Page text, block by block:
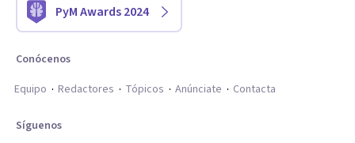
PyM Awards 2024
Conócenos
Equipo
Redactores Tópicos Anúnciate Contacta
Síguenos